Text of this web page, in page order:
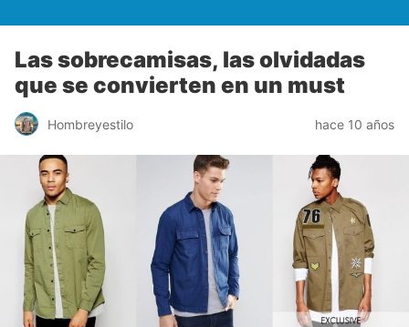
Las sobrecamisas, las olvidadas
que se convierten en un must
Hombreyestilo hace 10 años